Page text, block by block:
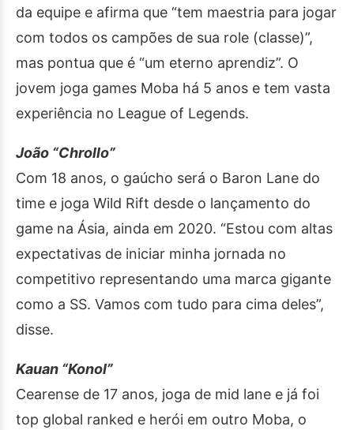
da equipe e afirma que “tem maestria para jogar
com todos os campões de sua role (classe)”,
mas pontua que é “um eterno aprendiz”. O
jovem joga games Moba há 5 anos e tem vasta
experiência no League of Legends.
João “Chrollo”
Com 18 anos, o gaúcho será o Baron Lane do
time e joga Wild Rift desde o lançamento do
game na Ásia, ainda em 2020. “Estou com altas
expectativas de iniciar minha jornada no
competitivo representando uma marca gigante
como a SS. Vamos com tudo para cima deles”,
disse.
Kauan “Konol”
Cearense de 17 anos, joga de mid lane e já foi
top global ranked e herói em outro Moba, o